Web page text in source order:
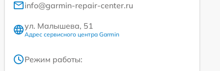
info@garmin-repair-center.ru
ул. Малышева, 51
Адрес сервисного центра Garmin
Режим работы: